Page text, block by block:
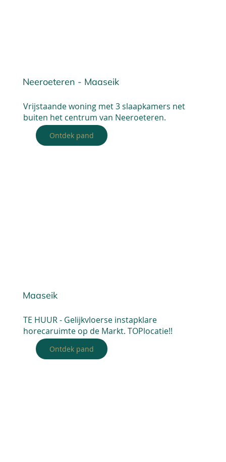
Neeroeteren - Maaseik
Vrijstaande woning met 3 slaapkamers net
buiten het centrum van Neeroeteren.
Ontdek pand
Maaseik
TE HUUR - Gelijkvloerse instapklare
horecaruimte op de Markt. TOPlocatie!!
Ontdek pand